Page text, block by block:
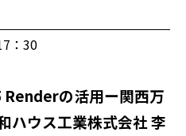
：30
の活用ー関西万
ハウス工業株式会社 李